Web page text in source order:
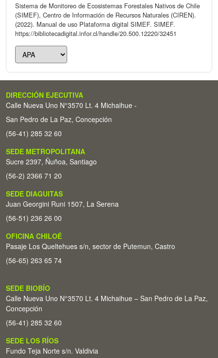
Sistema de Monitoreo de Ecosistemas Forestales Nativos de Chile
(SIMEF), Centro de Información de Recursos Naturales (CIREN).
(2022). Manual de uso Plataforma digital SIMEF. SIMEF.
https://bibliotecadigital.infor.cl/handle/20.500.12220/32451
DIRECCIÓN EJECUTIVA
Calle Nueva Uno N°3570 Lt. 4 Michaihue -
San Pedro de La Paz, Concepción
(56-41) 285 32 60
SEDE METROPOLITANA
Sucre 2397, Ñuñoa, Santiago
(56-2) 2366 71 20
SEDE DIAGUITAS
Juan Georgini Runi 1507, La Serena
(56-51) 236 26 00
OFICINA CHILOÉ
Pasaje Los Queltehues s/n, sector de Putemun, Castro
(56-65) 263 65 74
SEDE BIOBÍO
Calle Nueva Uno N°3570 Lt. 4 Michaihue – San Pedro de La Paz,
Concepción
(56-41) 285 32 60
SEDE LOS RÍOS
Fundo Teja Norte s/n. Valdivia